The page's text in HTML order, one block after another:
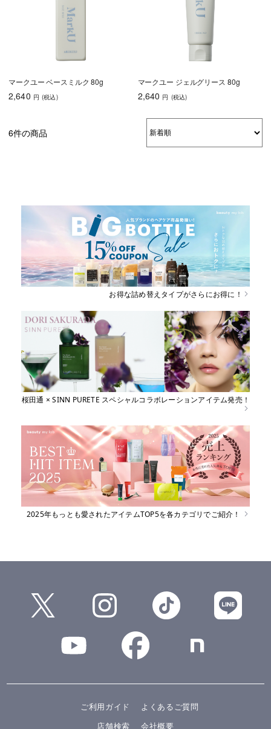
マークユー ベースミルク 80g
2,640 円 (税込)
マークユー ジェルグリース 80g
2,640 円 (税込)
6件の商品
お得な詰め替えタイプがさらにお得に！
桜田通 × SINN PURETE スペシャルコラボレーションアイテム発売！
2025年もっとも愛されたアイテムTOP5を各カテゴリでご紹介！
ご利用ガイド
よくあるご質問
店舗検索
会社概要